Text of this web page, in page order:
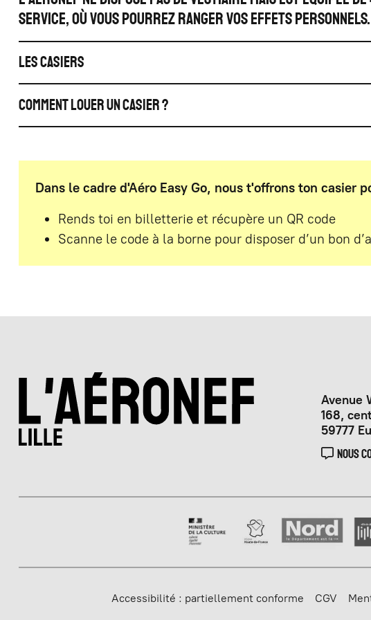
service, où vous pourrez ranger vos effets personnels.
Les casiers
Comment louer un casier ?
Dans le cadre d'Aéro Easy Go, nous t'offrons ton casier
Rends toi en billetterie et récupère un QR code
Scanne le code à la borne pour disposer d’un bon
Avenue
168,
59777
NOUS
Accessibilité : partiellement conforme CGV